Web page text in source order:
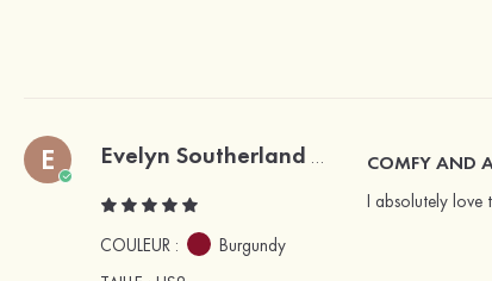
E Evelyn Southerland Acheteur vérifié
COULEUR :
Burgundy
COMFY AND
I absolutely love